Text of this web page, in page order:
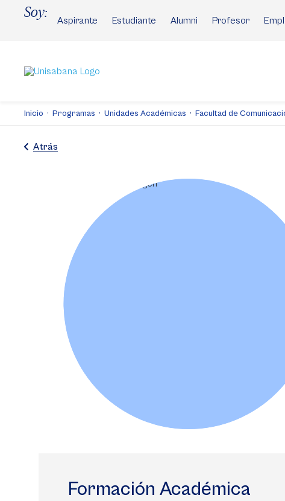
Soy:
Aspirante Estudiante Alumni Profesor
Inicio Programas Unidades Académicas Facultad de
Atrás
Formación Académica